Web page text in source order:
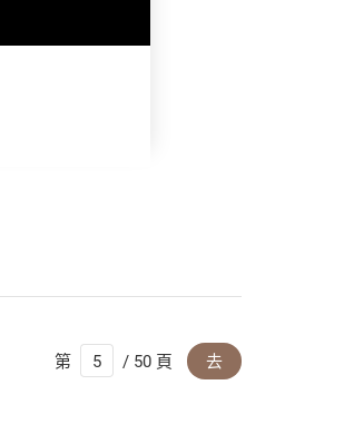
第 / 50 頁 去